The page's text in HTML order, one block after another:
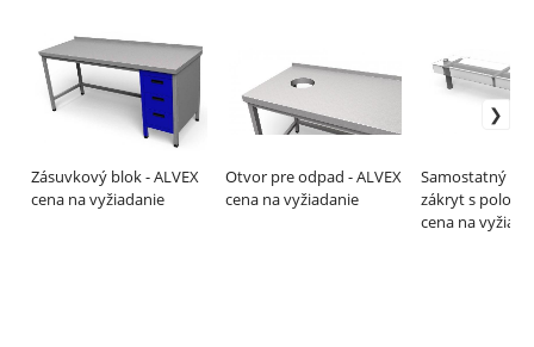
Zásuvkový blok - ALVEX
cena na vyžiadanie
Otvor pre odpad - ALVEX
cena na vyžiadanie
Samostatný
zákryt s
predným sklom
cena na